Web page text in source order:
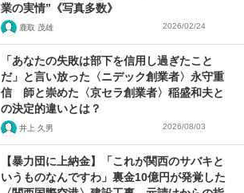
業の実情”《写真多数》
鹿取 茂雄 2026/02/24
「あなたの失敗は部下を信用し過ぎたこと
だ」と言い放った〈ニデック創業者〉永守重
信 師と崇めた〈京セラ創業者〉稲盛和夫と
の決定的違いとは？
井上 久男 2026/08/03
【暴力団に上納金】「これが関西のサバキと
いうものなんですわ」裏金10億円が発覚した